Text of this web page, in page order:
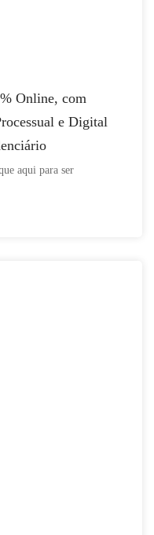
Online, com
e Digital
aqui para ser